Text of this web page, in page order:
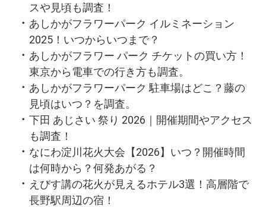
スや見頃も調査！
あしかがフラワーパーク イルミネーション
2025！いつからいつまで？
あしかがフラワー パーク チケットの買い方！
東京から電車での行き方も調査。
あしかがフラワーパーク 駐車場はどこ？藤の
見頃はいつ？を調査。
下田 あじさい 祭り 2026｜開催期間やアクセス
も調査！
なにわ淀川花火大会【2026】いつ？開催時間
は何時から？何発あがる？
えびす講の花火が見えるホテル3選！高層階で
長野駅周辺の宿！